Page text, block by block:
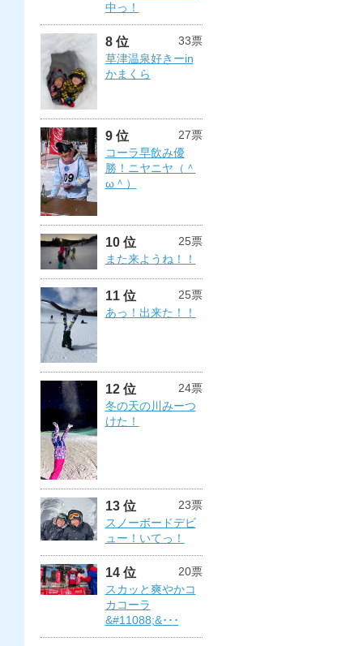
中っ！
8 位
33票
草津温泉好きーin
かまくら
9 位
27票
コーラ早飲み優
勝！ニヤニヤ（＾
ω＾）
10 位
25票
また来ようね！！
11 位
25票
あっ！出来た！！
12 位
24票
冬の天の川みーつ
けた！
13 位
23票
スノーボードデビ
ュー！いてっ！
14 位
20票
スカッと爽やかコ
カコーラ
&#11088;&･･･